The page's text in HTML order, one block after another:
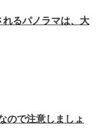
るパノラマは、大
ので注意しましょ